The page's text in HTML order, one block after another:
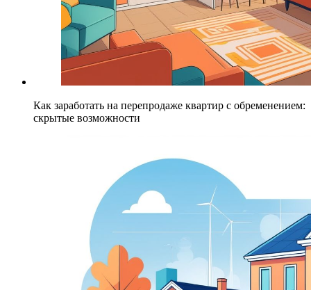
Как заработать на перепродаже квартир с обременением:
скрытые возможности